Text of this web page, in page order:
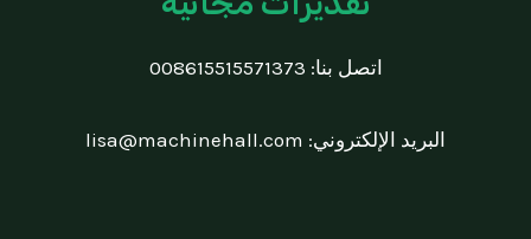
اتصل بنا: 008615515571373
البريد الإلكتروني: lisa@machinehall.com